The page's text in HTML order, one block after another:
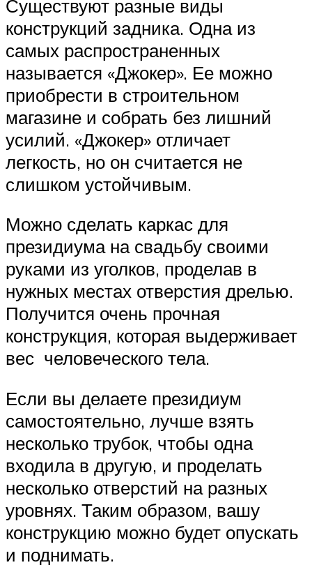
Существуют разные виды
конструкций задника. Одна из
самых распространенных
называется «Джокер». Ее можно
приобрести в строительном
магазине и собрать без лишний
усилий. «Джокер» отличает
легкость, но он считается не
слишком устойчивым.
Можно сделать каркас для
президиума на свадьбу своими
руками из уголков, проделав в
нужных местах отверстия дрелью.
Получится очень прочная
конструкция, которая выдерживает
вес человеческого тела.
Если вы делаете президиум
самостоятельно, лучше взять
несколько трубок, чтобы одна
входила в другую, и проделать
несколько отверстий на разных
уровнях. Таким образом, вашу
конструкцию можно будет опускать
и поднимать.